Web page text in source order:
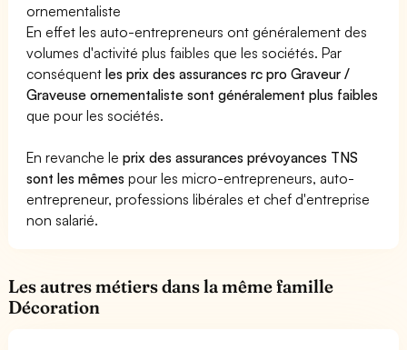
ornementaliste
En effet les auto-entrepreneurs ont généralement des
volumes d'activité plus faibles que les sociétés. Par
conséquentles prix des assurances rc pro Graveur /
Graveuse ornementaliste sont généralement plus faibles
que pour les sociétés.
En revanche leprix des assurances prévoyances TNS
sont les mêmes pour les micro-entrepreneurs, auto-
entrepreneur, professions libérales et chef d'entreprise
non salarié.
Les autres métiers dans la même famille
Décoration